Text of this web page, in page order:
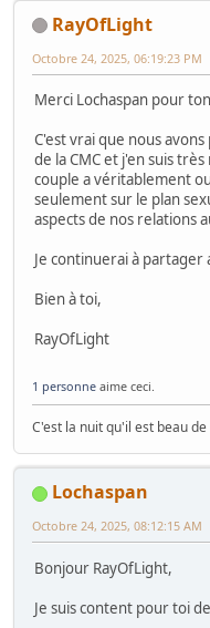
RayOfLight
Octobre 24, 2025, 06:19:23 PM
Merci Lochaspan pour
C'est vrai que nous
de la CMC et j'en suis
couple a véritablement
seulement sur le plan
aspects de nos relations
Je continuerai à
Bien à toi,
RayOfLight
1 personne aime ceci.
C'est la nuit qu'il est beau
Lochaspan
Octobre 24, 2025, 08:12:15 AM
Bonjour RayOfLight,
Je suis content pour toi